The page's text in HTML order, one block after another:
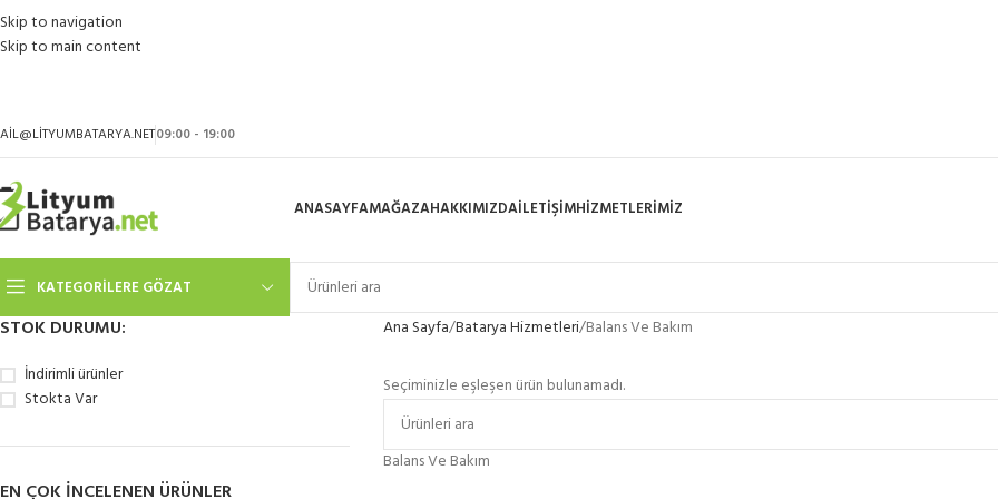
Skip to navigation
Skip to main content
09:00 - 19:00
ANASAYFAMAĞAZAHAKKIMIZDAİLETIŞIMHIZMETLERIMIZ
KATEGORILERE GÖZAT
STOK DURUMU:
İndirimli ürünler
Stokta Var
EN ÇOK INCELENEN ÜRÜNLER
Ana Sayfa Batarya Hizmetleri Balans Ve Bakım
Seçiminizle eşleşen ürün bulunamadı.
Balans Ve Bakım